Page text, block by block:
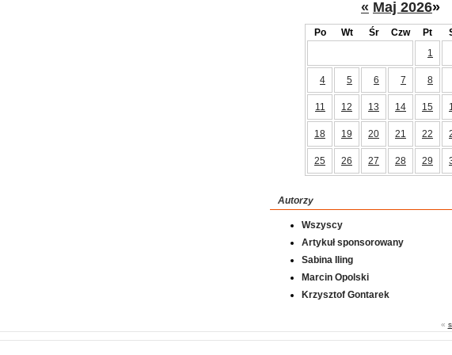
« Maj 2026»
Po Wt Śr Czw Pt
1
4 5 6 7 8
11 12 13 14 15
18 19 20 21 22
25 26 27 28 29
Autorzy
Wszyscy
Artykuł sponsorowany
Sabina Iling
Marcin Opolski
Krzysztof Gontarek
«